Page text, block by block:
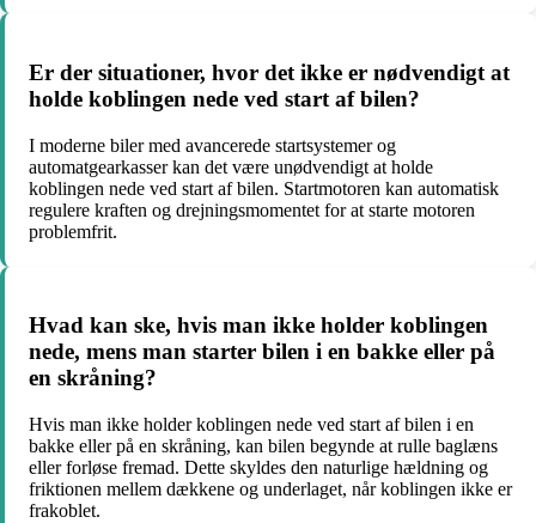
Er der situationer, hvor det ikke er nødvendigt at
holde koblingen nede ved start af bilen?
I moderne biler med avancerede startsystemer og
automatgearkasser kan det være unødvendigt at holde
koblingen nede ved start af bilen. Startmotoren kan automatisk
regulere kraften og drejningsmomentet for at starte motoren
problemfrit.
Hvad kan ske, hvis man ikke holder koblingen
nede, mens man starter bilen i en bakke eller på
en skråning?
Hvis man ikke holder koblingen nede ved start af bilen i en
bakke eller på en skråning, kan bilen begynde at rulle baglæns
eller forløse fremad. Dette skyldes den naturlige hældning og
friktionen mellem dækkene og underlaget, når koblingen ikke er
frakoblet.